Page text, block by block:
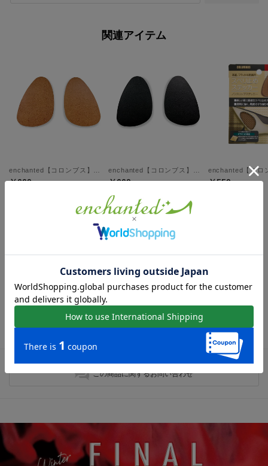
関連アイテム
￥660 ￥660 ￥550
中敷・インソール・滑り止めの人気アイテム
現在おすすめアイテムはありません。
最近チェックしたアイテム
最近チェックしたアイテムはありません。
この商品に関するお問い合わせ